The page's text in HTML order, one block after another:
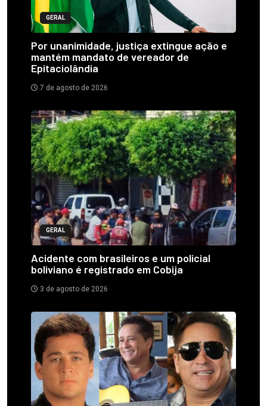
GERAL
Por unanimidade, justiça extingue ação e
mantém mandato de vereador de
Epitaciolândia
7 de agosto de 2026
GERAL
Acidente com brasileiros e um policial
boliviano é registrado em Cobija
3 de agosto de 2026